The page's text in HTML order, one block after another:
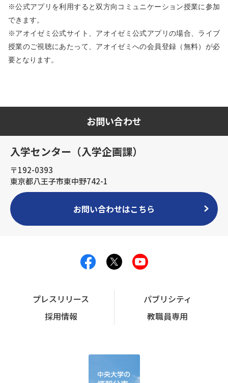
※公式アプリを利用すると双方向コミュニケーション授業に参加
できます。
※アオイゼミ公式サイト、アオイゼミ公式アプリの場合、ライブ
授業のご視聴にあたって、アオイゼミへの会員登録（無料）が必
要となります。
お問い合わせ
入学センター（入学企画課）
〒192-0393
東京都八王子市東中野742-1
お問い合わせはこちら
プレスリリース
パブリシティ
採用情報
教職員専用